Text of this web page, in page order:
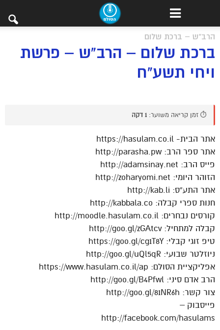
הרב"ש – ברכת שלום
ברכת שלום – הרב"ש – פרשת
ויחי תשע"ח
⏱️ זמן קריאה משוער: 1 דקה
אתר הבית- https://hasulam.co.il
אתר ספר הרב: http://parasha.pw
פייס הרב: http://adamsinay.net
הזוהר היומי: http://zoharyomi.net
אתר התע”ס: http://kab.li
חנות ספרי קבלה: http://kabbala.co
קורסים נבחרים: http://moodle.hasulam.co.il
קבלה למתחיל: http://goo.gl/zGAtcv
טיפ זוגי קבלי: https://goo.gl/cg1T8Y
ניוזלטר שבועי: http://goo.gl/uQl5qR
אפליקציית הסולם: https://www.hasulam.co.il/ap
הרב אדם סיני: http://goo.gl/B4Pfwl
צור קשר: http://goo.gl/81NR6h
פייסבוק –
http://facebook.com/hasulams